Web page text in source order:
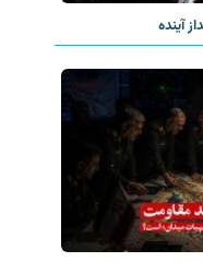
آینده